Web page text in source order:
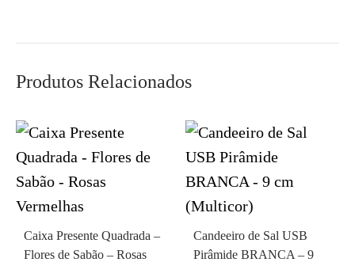
Produtos Relacionados
Caixa Presente Quadrada –
Flores de Sabão – Rosas
Candeeiro de Sal USB
Pirâmide BRANCA – 9